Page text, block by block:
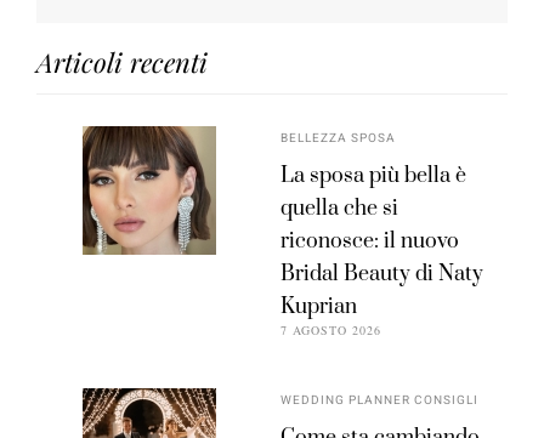
Articoli recenti
BELLEZZA SPOSA
La sposa più bella è
quella che si
riconosce: il nuovo
Bridal Beauty di Naty
Kuprian
7 AGOSTO 2026
WEDDING PLANNER CONSIGLI